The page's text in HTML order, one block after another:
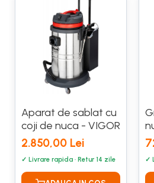
Aparat de sablat cu
coji de nuca - VIGOR
2.850,00 Lei